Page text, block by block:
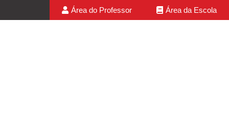
Área do Professor Área da Escola